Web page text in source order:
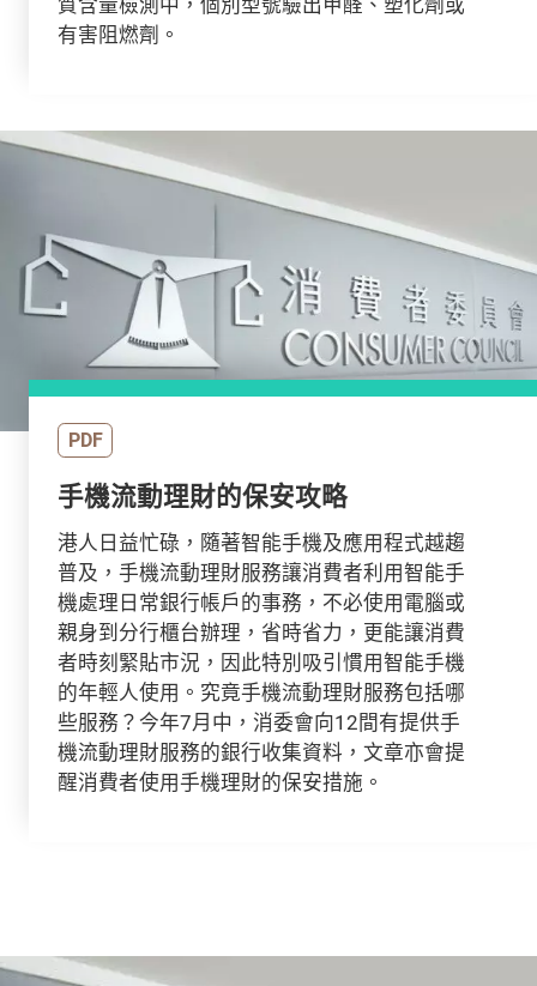
有害阻燃劑。
PDF
手機流動理財的保安攻略
港人日益忙碌，隨著智能手機及應用程式越趨
普及，手機流動理財服務讓消費者利用智能手
機處理日常銀行帳戶的事務，不必使用電腦或
親身到分行櫃台辦理，省時省力，更能讓消費
者時刻緊貼市況，因此特別吸引慣用智能手機
的年輕人使用。究竟手機流動理財服務包括哪
些服務？今年7月中，消委會向12間有提供手
機流動理財服務的銀行收集資料，文章亦會提
醒消費者使用手機理財的保安措施。